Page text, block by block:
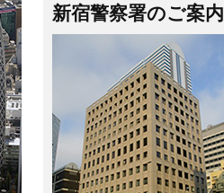
新宿警察署のご案内